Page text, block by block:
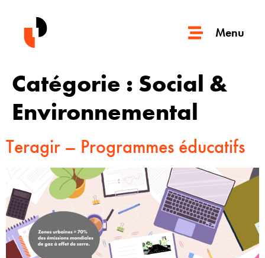
Menu
Catégorie : Social &
Environnemental
Teragir – Programmes éducatifs